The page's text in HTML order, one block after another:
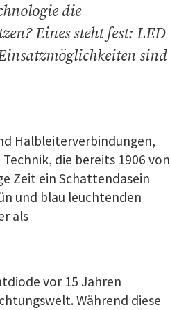
die
Eines steht fest: LED
sind
Halbleiterverbindungen,
die bereits 1906 von
Zeit ein Schattendasein
und blau leuchtenden
als
vor 15 Jahren
Während diese